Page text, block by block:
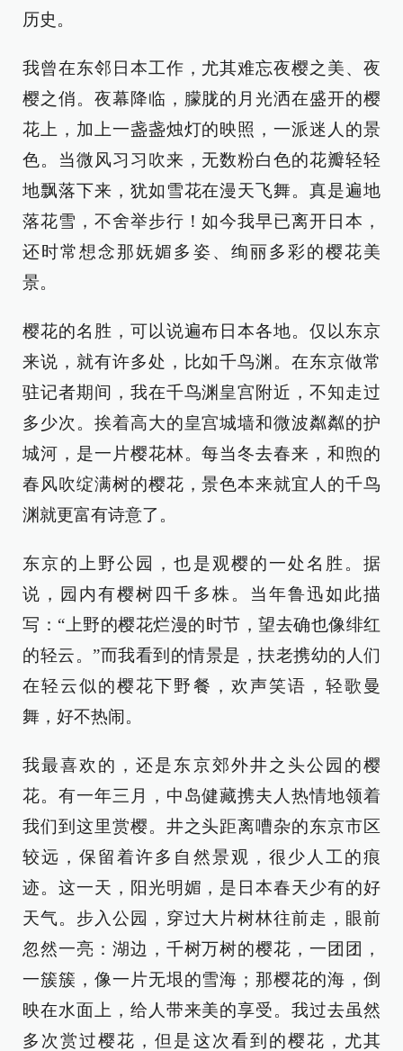
历史。
我曾在东邻日本工作，尤其难忘夜樱之美、夜
樱之俏。夜幕降临，朦胧的月光洒在盛开的樱
花上，加上一盏盏烛灯的映照，一派迷人的景
色。当微风习习吹来，无数粉白色的花瓣轻轻
地飘落下来，犹如雪花在漫天飞舞。真是遍地
落花雪，不舍举步行！如今我早已离开日本，
还时常想念那妩媚多姿、绚丽多彩的樱花美
景。
樱花的名胜，可以说遍布日本各地。仅以东京
来说，就有许多处，比如千鸟渊。在东京做常
驻记者期间，我在千鸟渊皇宫附近，不知走过
多少次。挨着高大的皇宫城墙和微波粼粼的护
城河，是一片樱花林。每当冬去春来，和煦的
春风吹绽满树的樱花，景色本来就宜人的千鸟
渊就更富有诗意了。
东京的上野公园，也是观樱的一处名胜。据
说，园内有樱树四千多株。当年鲁迅如此描
写：“上野的樱花烂漫的时节，望去确也像绯红
的轻云。”而我看到的情景是，扶老携幼的人们
在轻云似的樱花下野餐，欢声笑语，轻歌曼
舞，好不热闹。
我最喜欢的，还是东京郊外井之头公园的樱
花。有一年三月，中岛健藏携夫人热情地领着
我们到这里赏樱。井之头距离嘈杂的东京市区
较远，保留着许多自然景观，很少人工的痕
迹。这一天，阳光明媚，是日本春天少有的好
天气。步入公园，穿过大片树林往前走，眼前
忽然一亮：湖边，千树万树的樱花，一团团，
一簇簇，像一片无垠的雪海；那樱花的海，倒
映在水面上，给人带来美的享受。我过去虽然
多次赏过樱花，但是这次看到的樱花，尤其